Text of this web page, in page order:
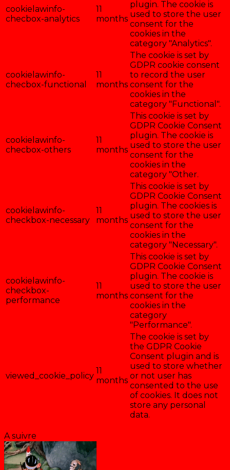
cookielawinfo-
checbox-analytics
11
months
plugin. The cookie is
used to store the user
consent for the
cookies in the
category "Analytics".
cookielawinfo-
checbox-functional
11
months
The cookie is set by
GDPR cookie consent
to record the user
consent for the
cookies in the
category "Functional".
cookielawinfo-
checbox-others
11
months
This cookie is set by
GDPR Cookie Consent
plugin. The cookie is
used to store the user
consent for the
cookies in the
category "Other.
cookielawinfo-
checkbox-necessary
11
months
This cookie is set by
GDPR Cookie Consent
plugin. The cookies is
used to store the user
consent for the
cookies in the
category "Necessary".
cookielawinfo-
checkbox-
performance
11
months
This cookie is set by
GDPR Cookie Consent
plugin. The cookie is
used to store the user
consent for the
cookies in the
category
"Performance".
viewed_cookie_policy
11
months
The cookie is set by
the GDPR Cookie
Consent plugin and is
used to store whether
or not user has
consented to the use
of cookies. It does not
store any personal
data.
A suivre